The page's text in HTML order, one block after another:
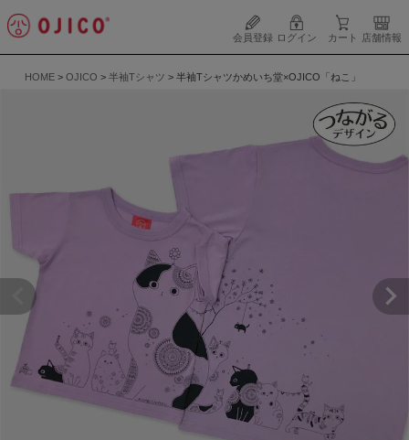
会員登録 ログイン カート 店舗情報
HOME OJICO 半袖Tシャツ 半袖Tシャツかめいち堂×OJICO「ねこ」